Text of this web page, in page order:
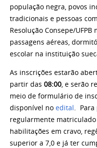
população negra, povos
tradicionais e pessoas
Resolução Consepe/
passagens aéreas,
escolar na instituição
As inscrições estarão
partir das 08:00 , e serão
meio de formulário de
disponível no edital .
regularmente
habilitações em cravo,
superior a 7,0 e já ter